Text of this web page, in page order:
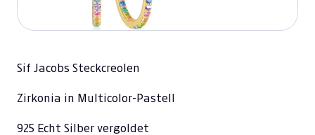
Sif Jacobs Steckcreolen
Zirkonia in Multicolor-Pastell
925 Echt Silber vergoldet